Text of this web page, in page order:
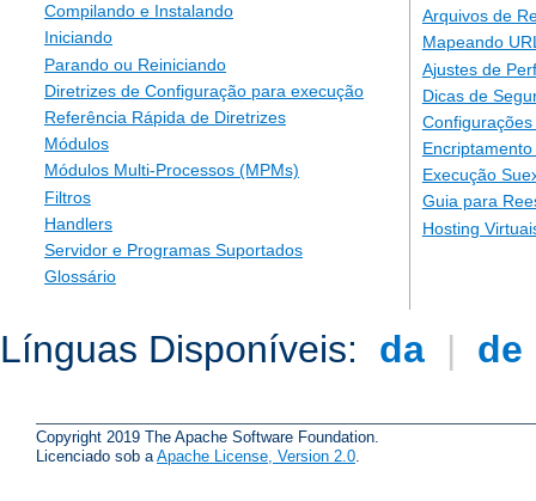
Compilando e Instalando
Iniciando
Parando ou Reiniciando
Diretrizes de Configuração para execução
Referência Rápida de Diretrizes
Módulos
Módulos Multi-Processos (MPMs)
Filtros
Handlers
Servidor e Programas Suportados
Glossário
Arquivos de
Mapeando
Ajustes de
Dicas de
Execução
Guia para
Hosting
Línguas Disponíveis: da | de
Copyright 2019 The Apache Software Foundation.
Licenciado sob a Apache License, Version 2.0